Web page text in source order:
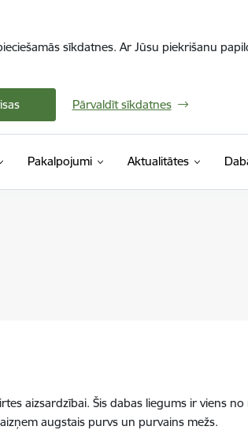
sīkdatnes. Ar Jūsu piekrišanu
Pārvaldīt sīkdatnes
Pakalpojumi Aktualitātes
aizsardzībai. Šis dabas liegums ir viens
augstais purvs un purvains mežs.